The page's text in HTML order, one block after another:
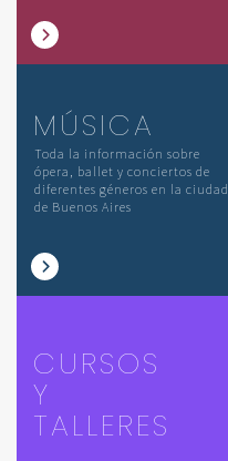
MÚSICA
Toda la información sobre
ópera, ballet y conciertos de
diferentes géneros en la ciudad
de Buenos Aires
CURSOS
Y
TALLERES